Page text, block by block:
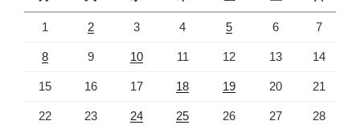
1 2 3 4 5 6 7
8 9 10 11 12 13 14
15 16 17 18 19 20 21
22 23 24 25 26 27 28